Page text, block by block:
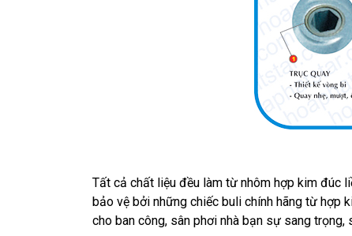
Tất cả chất liệu đều làm từ nhôm hợp kim đúc
bảo vệ bởi những chiếc buli chính hãng từ hợp
cho ban công, sân phơi nhà bạn sự sang trọng,